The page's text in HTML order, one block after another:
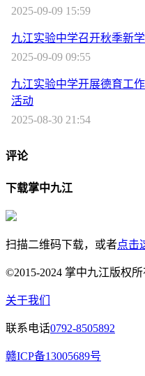
2025-09-09 15:59
九江实验中学召开秋季新
2025-09-09 09:55
九江实验中学开展德育工
活动
2025-08-30 21:54
评论
下载掌中九江
扫描二维码下载，或者点击
©2015-2024 掌中九江版权所
关于我们
联系电话0792-8505892
赣ICP备13005689号